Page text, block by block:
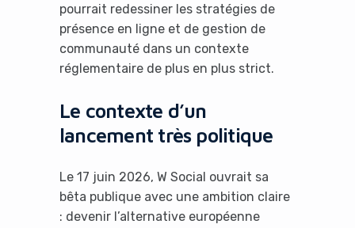
pourrait redessiner les stratégies de
présence en ligne et de gestion de
communauté dans un contexte
réglementaire de plus en plus strict.
Le contexte d’un
lancement très politique
Le 17 juin 2026, W Social ouvrait sa
bêta publique avec une ambition claire
: devenir l’alternative européenne